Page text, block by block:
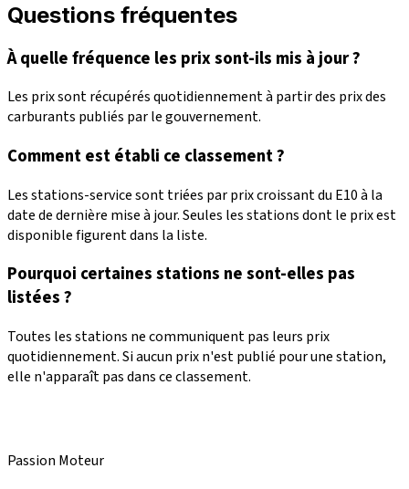
Questions fréquentes
À quelle fréquence les prix sont-ils mis à jour ?
Les prix sont récupérés quotidiennement à partir des prix des
carburants publiés par le gouvernement.
Comment est établi ce classement ?
Les stations-service sont triées par prix croissant du E10 à la
date de dernière mise à jour. Seules les stations dont le prix est
disponible figurent dans la liste.
Pourquoi certaines stations ne sont-elles pas
listées ?
Toutes les stations ne communiquent pas leurs prix
quotidiennement. Si aucun prix n'est publié pour une station,
elle n'apparaît pas dans ce classement.
Passion Moteur